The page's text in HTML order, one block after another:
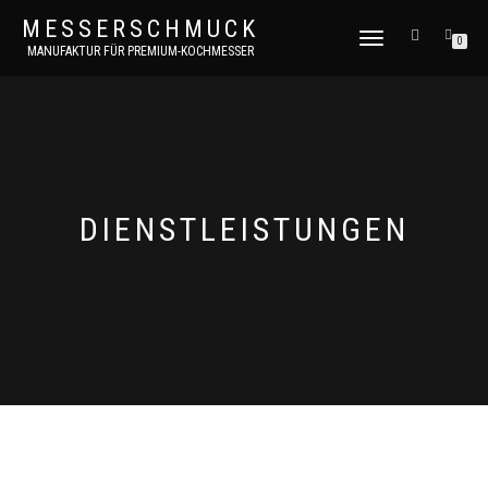
MESSERSCHMUCK
MANUFAKTUR FÜR PREMIUM-KOCHMESSER
NAVIGATION
0
DIENSTLEISTUNGEN